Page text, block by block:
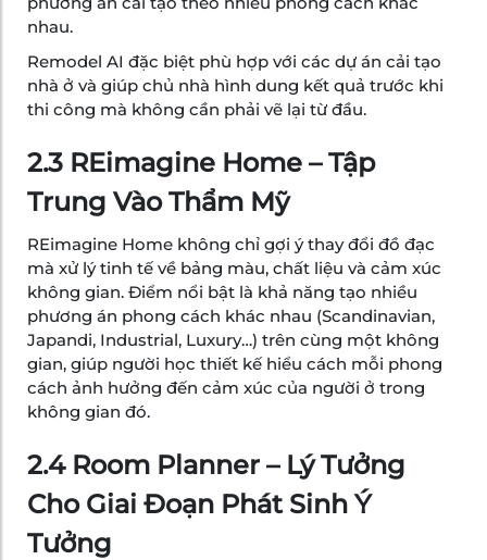
nhau.
Remodel AI đặc biệt phù hợp với các dự án cải tạo
nhà ở và giúp chủ nhà hình dung kết quả trước khi
thi công mà không cần phải vẽ lại từ đầu.
2.3 REimagine Home – Tập
Trung Vào Thẩm Mỹ
REimagine Home không chỉ gợi ý thay đổi đồ đạc
mà xử lý tinh tế về bảng màu, chất liệu và cảm xúc
không gian. Điểm nổi bật là khả năng tạo nhiều
phương án phong cách khác nhau (Scandinavian,
Japandi, Industrial, Luxury…) trên cùng một không
gian, giúp người học thiết kế hiểu cách mỗi phong
cách ảnh hưởng đến cảm xúc của người ở trong
không gian đó.
2.4 Room Planner – Lý Tưởng
Cho Giai Đoạn Phát Sinh Ý
Tưởng